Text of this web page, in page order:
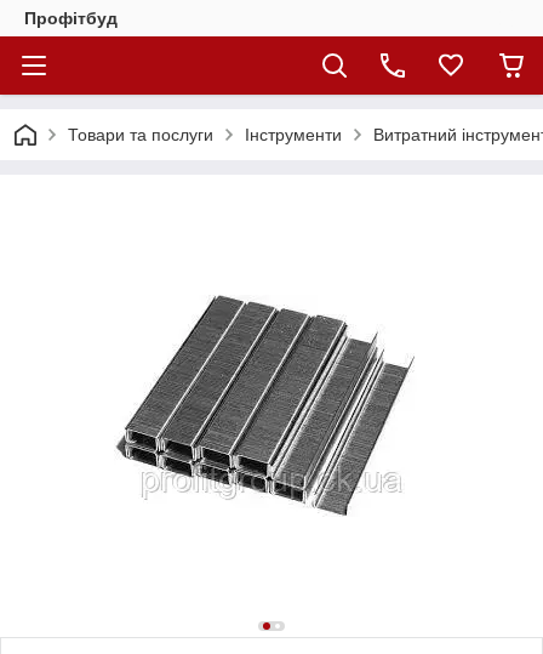
Профітбуд
Товари та послуги Інструменти Витратний